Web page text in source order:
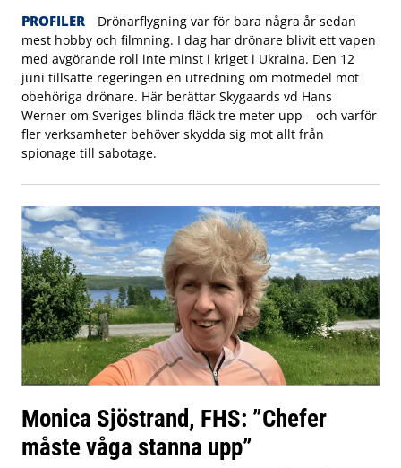
PROFILER
Drönarflygning var för bara några år sedan
mest hobby och filmning. I dag har drönare blivit ett vapen
med avgörande roll inte minst i kriget i Ukraina. Den 12
juni tillsatte regeringen en utredning om motmedel mot
obehöriga drönare. Här berättar Skygaards vd Hans
Werner om Sveriges blinda fläck tre meter upp – och varför
fler verksamheter behöver skydda sig mot allt från
spionage till sabotage.
Monica Sjöstrand, FHS: ”Chefer
måste våga stanna upp”